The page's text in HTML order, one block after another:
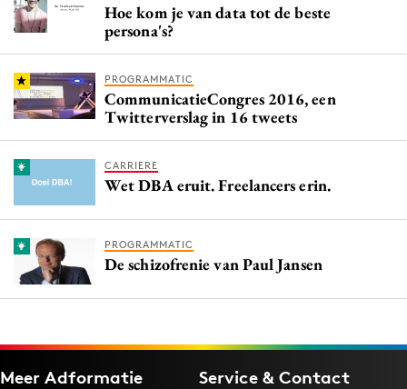
Hoe kom je van data tot de beste
persona's?
PROGRAMMATIC
CommunicatieCongres 2016, een
Twitterverslag in 16 tweets
CARRIERE
Wet DBA eruit. Freelancers erin.
PROGRAMMATIC
De schizofrenie van Paul Jansen
Meer Adformatie Service & Contact